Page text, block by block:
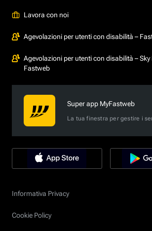
Lavora con noi
Agevolazioni per utenti con disabilità –
Agevolazioni per utenti con disabilità –
Fastweb
Super app MyFastweb
La tua finestra per gestire i
Informativa Privacy
Cookie Policy